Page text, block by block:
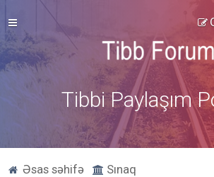
Tibbi Paylaşım
Əsas səhifə Sınaq